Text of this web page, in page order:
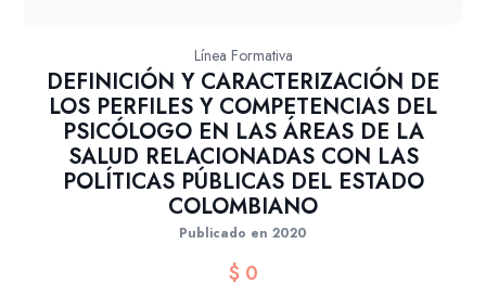
Línea Formativa
DEFINICIÓN Y CARACTERIZACIÓN DE
LOS PERFILES Y COMPETENCIAS DEL
PSICÓLOGO EN LAS ÁREAS DE LA
SALUD RELACIONADAS CON LAS
POLÍTICAS PÚBLICAS DEL ESTADO
COLOMBIANO
Publicado en 2020
$0